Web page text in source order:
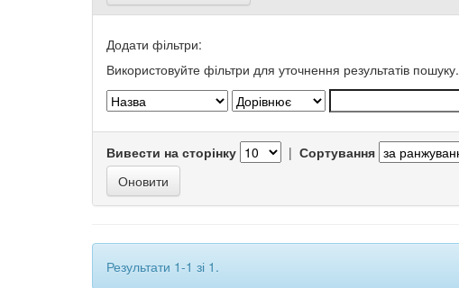
Додати фільтри:
Використовуйте фільтри для уточнення результатів пошуку.
Вивести на сторінку | Сортування
Результати 1-1 зі 1.